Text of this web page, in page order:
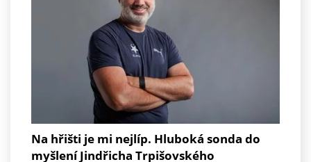
Na hřišti je mi nejlíp. Hluboká sonda do
myšlení Jindřicha Trpišovského